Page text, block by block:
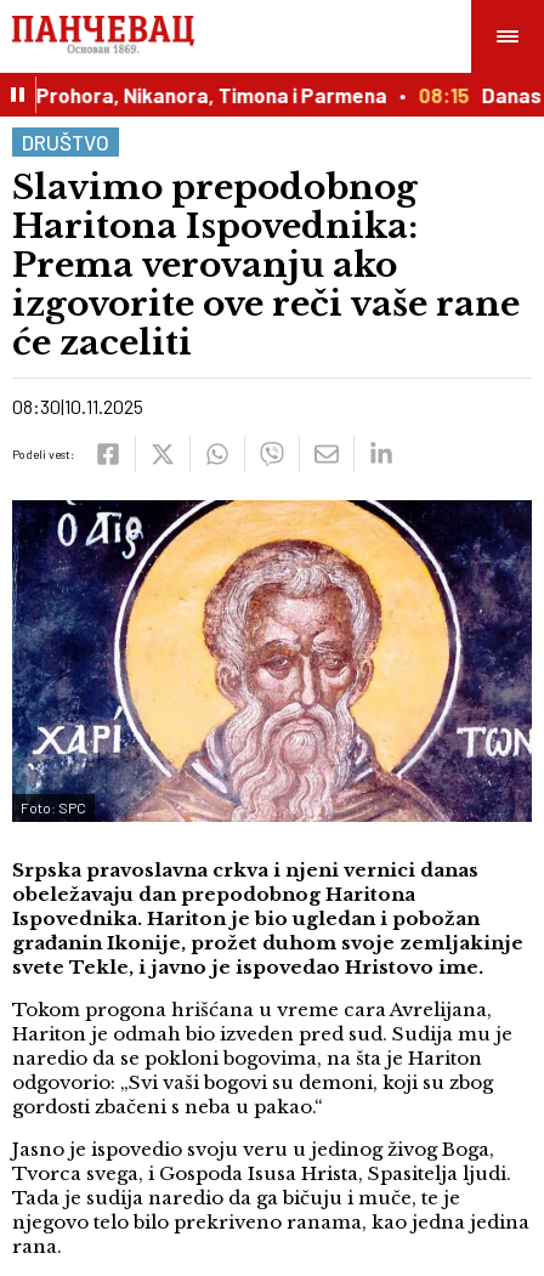
Nikanora, Timona i Parmena 08:15 Danas
DRUŠTVO
Slavimo prepodobnog
Haritona Ispovednika:
Prema verovanju ako
izgovorite ove reči vaše rane
će zaceliti
08:30 10.11.2025
Podeli vest:
Foto: SPC
Srpska pravoslavna crkva i njeni vernici danas
obeležavaju dan prepodobnog Haritona
Ispovednika. Hariton je bio ugledan i pobožan
građanin Ikonije, prožet duhom svoje zemljakinje
svete Tekle, i javno je ispovedao Hristovo ime.
Tokom progona hrišćana u vreme cara Avrelijana,
Hariton je odmah bio izveden pred sud. Sudija mu je
naredio da se pokloni bogovima, na šta je Hariton
odgovorio: „Svi vaši bogovi su demoni, koji su zbog
gordosti zbačeni s neba u pakao.“
Jasno je ispovedio svoju veru u jedinog živog Boga,
Tvorca svega, i Gospoda Isusa Hrista, Spasitelja ljudi.
Tada je sudija naredio da ga bičuju i muče, te je
njegovo telo bilo prekriveno ranama, kao jedna jedina
rana.